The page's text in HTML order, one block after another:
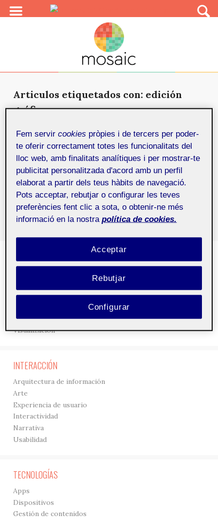
Articulos etiquetados con: edición
gráfica
Tutorial de aprendizaje de Flash CS5 17 de març de 2011
En esta guía comenzaremos conociendo las
herramientas de edición gráfica, para después
adentrarnos en las dife...
Gráficos
Tipografía
Visualización
INTERACCIÓN
Arquitectura de información
Arte
Experiencia de usuario
Interactividad
Narrativa
Usabilidad
TECNOLOGÍAS
Apps
Dispositivos
Gestión de contenidos
Fem servircookies pròpies i de tercers per poder-
te oferir correctament totes les funcionalitats del
lloc web, amb finalitats analítiques i per mostrar-te
publicitat personalitzada d'acord amb un perfil
elaborat a partir dels teus hàbits de navegació.
Pots acceptar, rebutjar o configurar les teves
preferències fent clic a sota, o obtenir-ne més
informació en la nostra política de cookies.
Rebutjar
Acceptar
Configurar